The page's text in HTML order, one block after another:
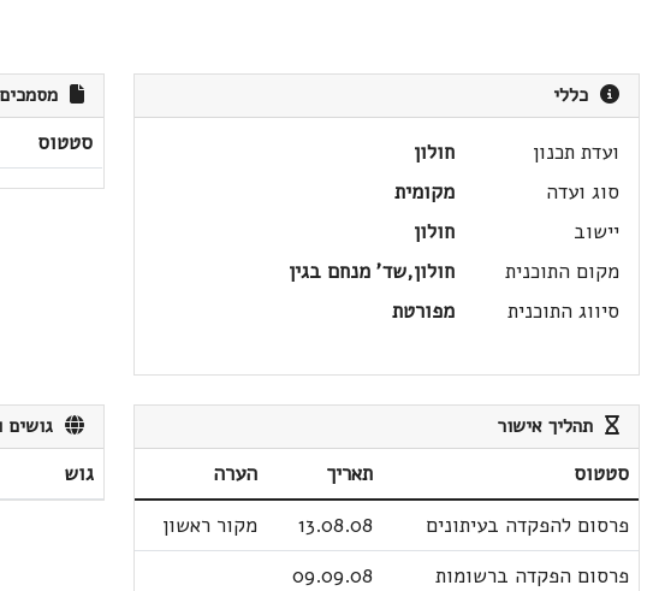
כללי
ועדת תכנון
חולון
סוג ועדה
מקומית
יישוב
חולון
מקום התוכנית
חולון,שד' מנחם בגין
סיווג התוכנית
מפורטת
מסמכים
סטטוס
תהליך אישור
סטטוס תאריך
הערה
פרסום להפקדה בעיתונים
13.08.08
מקור ראשון
פרסום הפקדה ברשומות
09.09.08
גושים
גוש